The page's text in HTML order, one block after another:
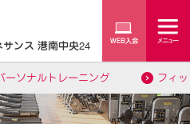
ンス 港南中央24
ーソナルトレーニング フィ